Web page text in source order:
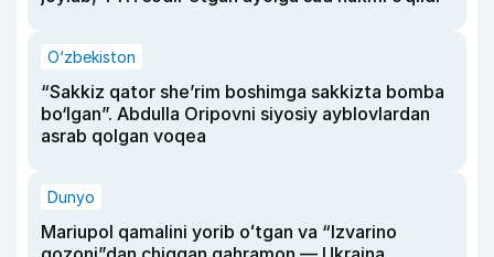
O‘zbekiston
“Sakkiz qator she’rim boshimga sakkizta bomba
bo‘lgan”. Abdulla Oripovni siyosiy ayblovlardan
asrab qolgan voqea
Dunyo
Mariupol qamalini yorib oʻtgan va “Izvarino